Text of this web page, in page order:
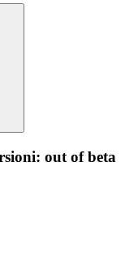
out of beta